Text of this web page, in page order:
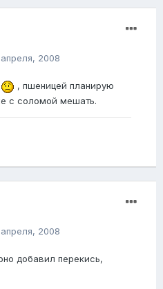
апреля, 2008
, пшеницей планирую
с соломой мешать.
апреля, 2008
добавил перекись,